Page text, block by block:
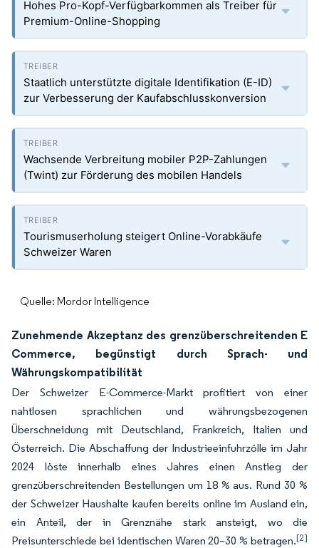
Hohes Pro-Kopf-Verfügbarkommen als Treiber für
Premium-Online-Shopping
Staatlich unterstützte digitale Identifikation (E-ID)
zur Verbesserung der Kaufabschlusskonversion
Wachsende Verbreitung mobiler P2P-Zahlungen
(Twint) zur Förderung des mobilen Handels
Tourismuserholung steigert Online-Vorabkäufe
Schweizer Waren
Quelle: Mordor Intelligence
Zunehmende Akzeptanz des grenzüberschreitenden E
Commerce, begünstigt durch Sprach- und
Währungskompatibilität
Der Schweizer E-Commerce-Markt profitiert von einer
nahtlosen sprachlichen und währungsbezogenen
Überschneidung mit Deutschland, Frankreich, Italien und
Österreich. Die Abschaffung der Industrieeinfuhrzölle im Jahr
2024 löste innerhalb eines Jahres einen Anstieg der
grenzüberschreitenden Bestellungen um 18 % aus. Rund 30 %
der Schweizer Haushalte kaufen bereits online im Ausland ein,
ein Anteil, der in Grenznähe stark ansteigt, wo die
Preisunterschiede bei identischen Waren 20–30 % betragen.[2]